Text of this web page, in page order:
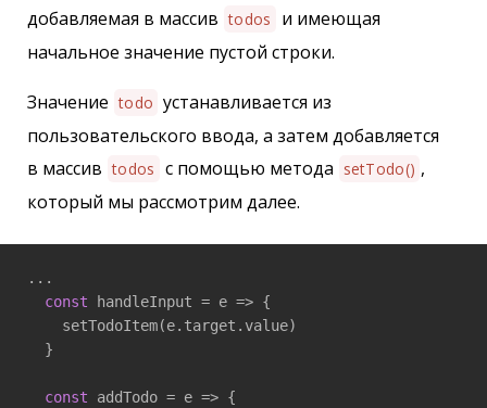
добавляемая в массив todos
и имеющая
начальное значение пустой строки.
Значение todo устанавливается из
пользовательского ввода, а затем добавляется
в массив todos с помощью метода setTodo() ,
который мы рассмотрим далее.
...
const handleInput = e => {
    setTodoItem(e.target.value)
  }
const addTodo = e => {